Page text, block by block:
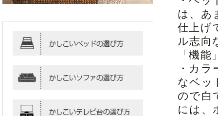
は、あ
仕上げ
ル志向
「機
・カ
なベッ
ので白
には、